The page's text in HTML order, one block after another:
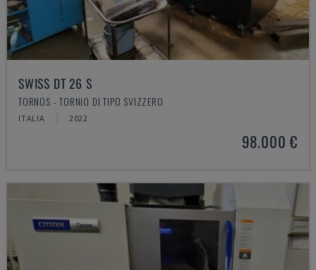
SWISS DT 26 S
TORNOS - TORNIO DI TIPO SVIZZERO
ITALIA 2022
98.000 €